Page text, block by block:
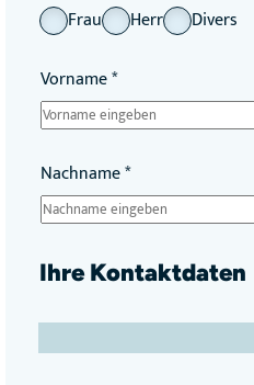
A
n
r
e
d
e
*
Frau Herr
Divers
o
r
n
a
m
e
I
h
r
Vorname*
Nachname*
Ihre Kontaktdaten